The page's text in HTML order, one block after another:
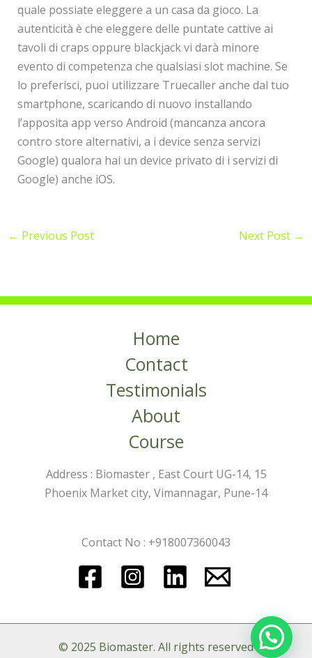
quale possiate eleggere a un casa da gioco. La
autenticità è che eleggere delle puntate cattive ai
tavoli di craps oppure blackjack vi darà minore
evento di competenza che qualsiasi slot machine. Se
lo preferisci, puoi utilizzare Truecaller anche dal tuo
smartphone, scaricando di nuovo installando
l’apposita app verso Android (mancanza ancora
contro store alternativi, a i device senza servizi
Google) qualora hai un device privato di i servizi di
Google) anche iOS.
← Previous Post Next Post →
Home
Contact
Testimonials
About
Course
Address : Biomaster , East Court UG-14, 15
Phoenix Market city, Vimannagar, Pune-14
Contact No : +918007360043
© 2025 Biomaster. All rights reserved